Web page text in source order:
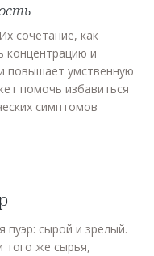
сочетание, как
концентрацию и
повышает умственную
помочь избавиться
симптомов
пуэр: сырой и зрелый.
того же сырья,